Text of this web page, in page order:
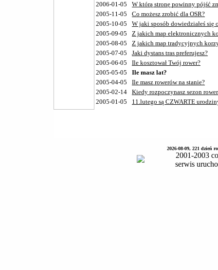
2006-01-05
W którą stronę powinny pójść
2005-11-05
Co możesz zrobić dla OSR?
2005-10-05
W jaki sposób dowiedziałeś się
2005-09-05
Z jakich map elektronicznych
2005-08-05
Z jakich map tradycyjnych
2005-07-05
Jaki dystans tras preferujesz?
2005-06-05
Ile kosztował Twój rower?
2005-05-05
Ile masz lat?
2005-04-05
Ile masz rowerów na stanie?
2005-02-14
Kiedy rozpoczynasz sezon
2005-01-05
11.lutego są CZWARTE
2026-08-09, 221 dzień
2001-2003
serwis